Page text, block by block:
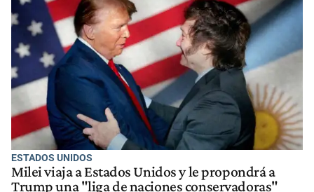
ESTADOS UNIDOS
Milei viaja a Estados Unidos y le propondrá a
Trump una "liga de naciones conservadoras"